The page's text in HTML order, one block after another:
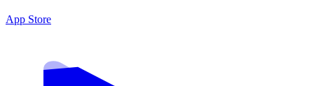
App Store